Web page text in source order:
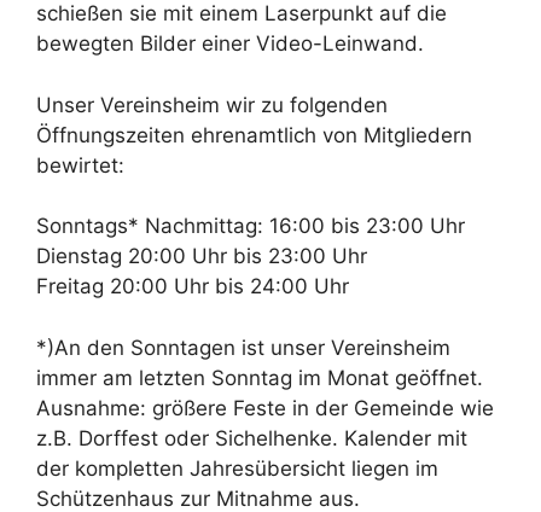
schießen sie mit einem Laserpunkt auf die
bewegten Bilder einer Video-Leinwand.
Unser Vereinsheim wir zu folgenden
Öffnungszeiten ehrenamtlich von Mitgliedern
bewirtet:
Sonntags* Nachmittag: 16:00 bis 23:00 Uhr
Dienstag 20:00 Uhr bis 23:00 Uhr
Freitag 20:00 Uhr bis 24:00 Uhr
*)An den Sonntagen ist unser Vereinsheim
immer am letzten Sonntag im Monat geöffnet.
Ausnahme: größere Feste in der Gemeinde wie
z.B. Dorffest oder Sichelhenke. Kalender mit
der kompletten Jahresübersicht liegen im
Schützenhaus zur Mitnahme aus.